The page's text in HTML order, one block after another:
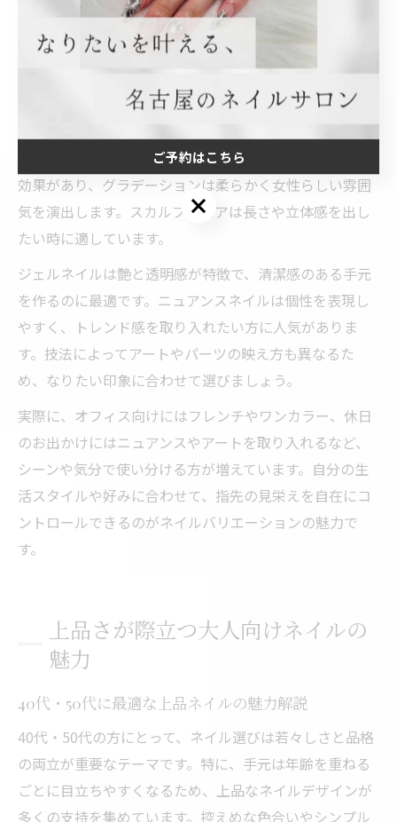
談し、自分の手の形や肌色に合わせたデザインを提案し
てもらうのがおすすめです。
ネイル技法が与える指先の見栄えの違い
ります。例えば、フレンチネイルは指を長く細く見せる
効果があり、グラデーションは柔らかく女性らしい雰囲
気を演出します。スカルプチュアは長さや立体感を出し
たい時に適しています。
ジェルネイルは艶と透明感が特徴で、清潔感のある手元
を作るのに最適です。ニュアンスネイルは個性を表現し
やすく、トレンド感を取り入れたい方に人気がありま
す。技法によってアートやパーツの映え方も異なるた
め、なりたい印象に合わせて選びましょう。
実際に、オフィス向けにはフレンチやワンカラー、休日
のお出かけにはニュアンスやアートを取り入れるなど、
シーンや気分で使い分ける方が増えています。自分の生
活スタイルや好みに合わせて、指先の見栄えを自在にコ
ントロールできるのがネイルバリエーションの魅力で
す。
上品さが際立つ大人向けネイルの
魅力
40代・50代に最適な上品ネイルの魅力解説
40代・50代の方にとって、ネイル選びは若々しさと品格
の両立が重要なテーマです。特に、手元は年齢を重ねる
ごとに目立ちやすくなるため、上品なネイルデザインが
多くの支持を集めています。控えめな色合いやシンプル
ご予約はこちら
ご予約はこちら